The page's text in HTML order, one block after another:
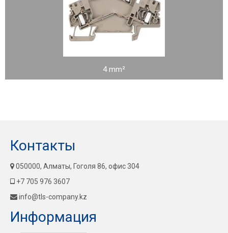
4 mm²
Контакты
050000, Алматы, Гоголя 86, офис 304
+7 705 976 3607
info@tls-company.kz
Информация